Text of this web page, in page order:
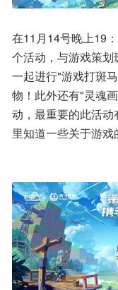
在11月14号晚上19
个活动，与游戏策
一起进行"游戏打斑
物！此外还有"灵魂
动，最重要的此活
里知道一些关于游戏